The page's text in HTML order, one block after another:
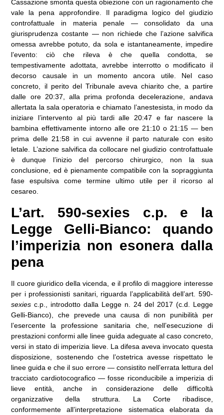
Cassazione smonta questa obiezione con un ragionamento che
vale la pena approfondire. Il paradigma logico del giudizio
controfattuale in materia penale — consolidato da una
giurisprudenza costante — non richiede che l’azione salvifica
omessa avrebbe potuto, da sola e istantaneamente, impedire
l’evento: ciò che rileva è che quella condotta, se
tempestivamente adottata, avrebbe interrotto o modificato il
decorso causale in un momento ancora utile. Nel caso
concreto, il perito del Tribunale aveva chiarito che, a partire
dalle ore 20:37, alla prima profonda decelerazione, andava
allertata la sala operatoria e chiamato l’anestesista, in modo da
iniziare l’intervento al più tardi alle 20:47 e far nascere la
bambina effettivamente intorno alle ore 21:10 o 21:15 — ben
prima delle 21:58 in cui avvenne il parto naturale con esito
letale. L’azione salvifica da collocare nel giudizio controfattuale
è dunque l’inizio del percorso chirurgico, non la sua
conclusione, ed è pienamente compatibile con la sopraggiunta
fase espulsiva come termine ultimo utile per il ricorso al
cesareo.
L’art. 590-sexies c.p. e la
Legge Gelli-Bianco: quando
l’imperizia non esonera dalla
pena
Il cuore giuridico della vicenda, e il profilo di maggiore interesse
per i professionisti sanitari, riguarda l’applicabilità dell’art. 590-
sexies c.p., introdotto dalla Legge n. 24 del 2017 (c.d. Legge
Gelli-Bianco), che prevede una causa di non punibilità per
l’esercente la professione sanitaria che, nell’esecuzione di
prestazioni conformi alle linee guida adeguate al caso concreto,
versi in stato di imperizia lieve. La difesa aveva invocato questa
disposizione, sostenendo che l’ostetrica avesse rispettato le
linee guida e che il suo errore — consistito nell’errata lettura del
tracciato cardiotocografico — fosse riconducibile a imperizia di
lieve entità, anche in considerazione delle difficoltà
organizzative della struttura. La Corte ribadisce,
conformemente all’interpretazione sistematica elaborata da